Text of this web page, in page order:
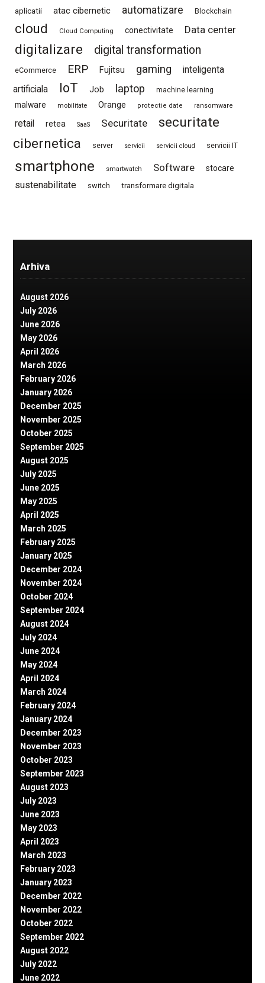
aplicatii atac cibernetic automatizare Blockchain
cloud Cloud Computing conectivitate Data center
digitalizare digital transformation
eCommerce ERP Fujitsu gaming
inteligenta
artificiala
IoT Job laptop machine learning
malware mobilitate Orange protectie date ransomware
retail retea SaaS Securitate
securitate
cibernetica
server servicii servicii cloud servicii IT
smartphone smartwatch Software stocare
sustenabilitate switch transformare digitala
Arhiva
August 2026
July 2026
June 2026
May 2026
April 2026
March 2026
February 2026
January 2026
December 2025
November 2025
October 2025
September 2025
August 2025
July 2025
June 2025
May 2025
April 2025
March 2025
February 2025
January 2025
December 2024
November 2024
October 2024
September 2024
August 2024
July 2024
June 2024
May 2024
April 2024
March 2024
February 2024
January 2024
December 2023
November 2023
October 2023
September 2023
August 2023
July 2023
June 2023
May 2023
April 2023
March 2023
February 2023
January 2023
December 2022
November 2022
October 2022
September 2022
August 2022
July 2022
June 2022